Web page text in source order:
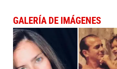
GALERÍA DE IMÁGENES